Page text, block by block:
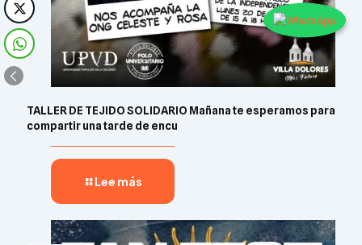
TALLER DE TEJIDO SOLIDARIO Mañana te esperamos para
compartir una tarde de encu
Lee más